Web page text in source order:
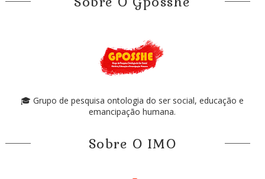
🎓 Grupo de pesquisa ontologia do ser social, educação e
emancipação humana.
Sobre O IMO